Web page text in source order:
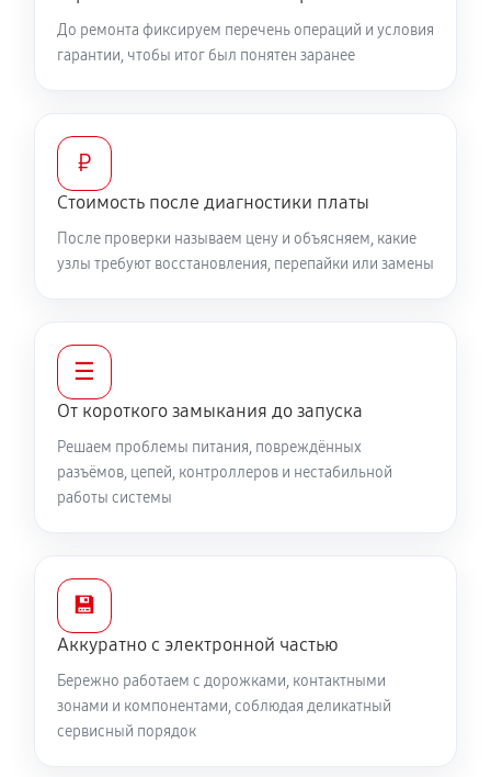
До ремонта фиксируем перечень операций и условия
гарантии, чтобы итог был понятен заранее
₽
Стоимость после диагностики платы
После проверки называем цену и объясняем, какие
узлы требуют восстановления, перепайки или замены
☰
От короткого замыкания до запуска
Решаем проблемы питания, повреждённых
разъёмов, цепей, контроллеров и нестабильной
работы системы
💾
Аккуратно с электронной частью
Бережно работаем с дорожками, контактными
зонами и компонентами, соблюдая деликатный
сервисный порядок